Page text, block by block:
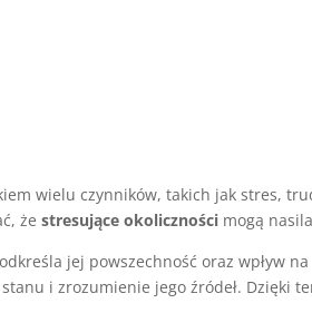
wielu czynników, takich jak stres,
żestresujące okoliczności mogą
jej powszechność oraz wpływ na
i zrozumienie jego źródeł. Dzięki